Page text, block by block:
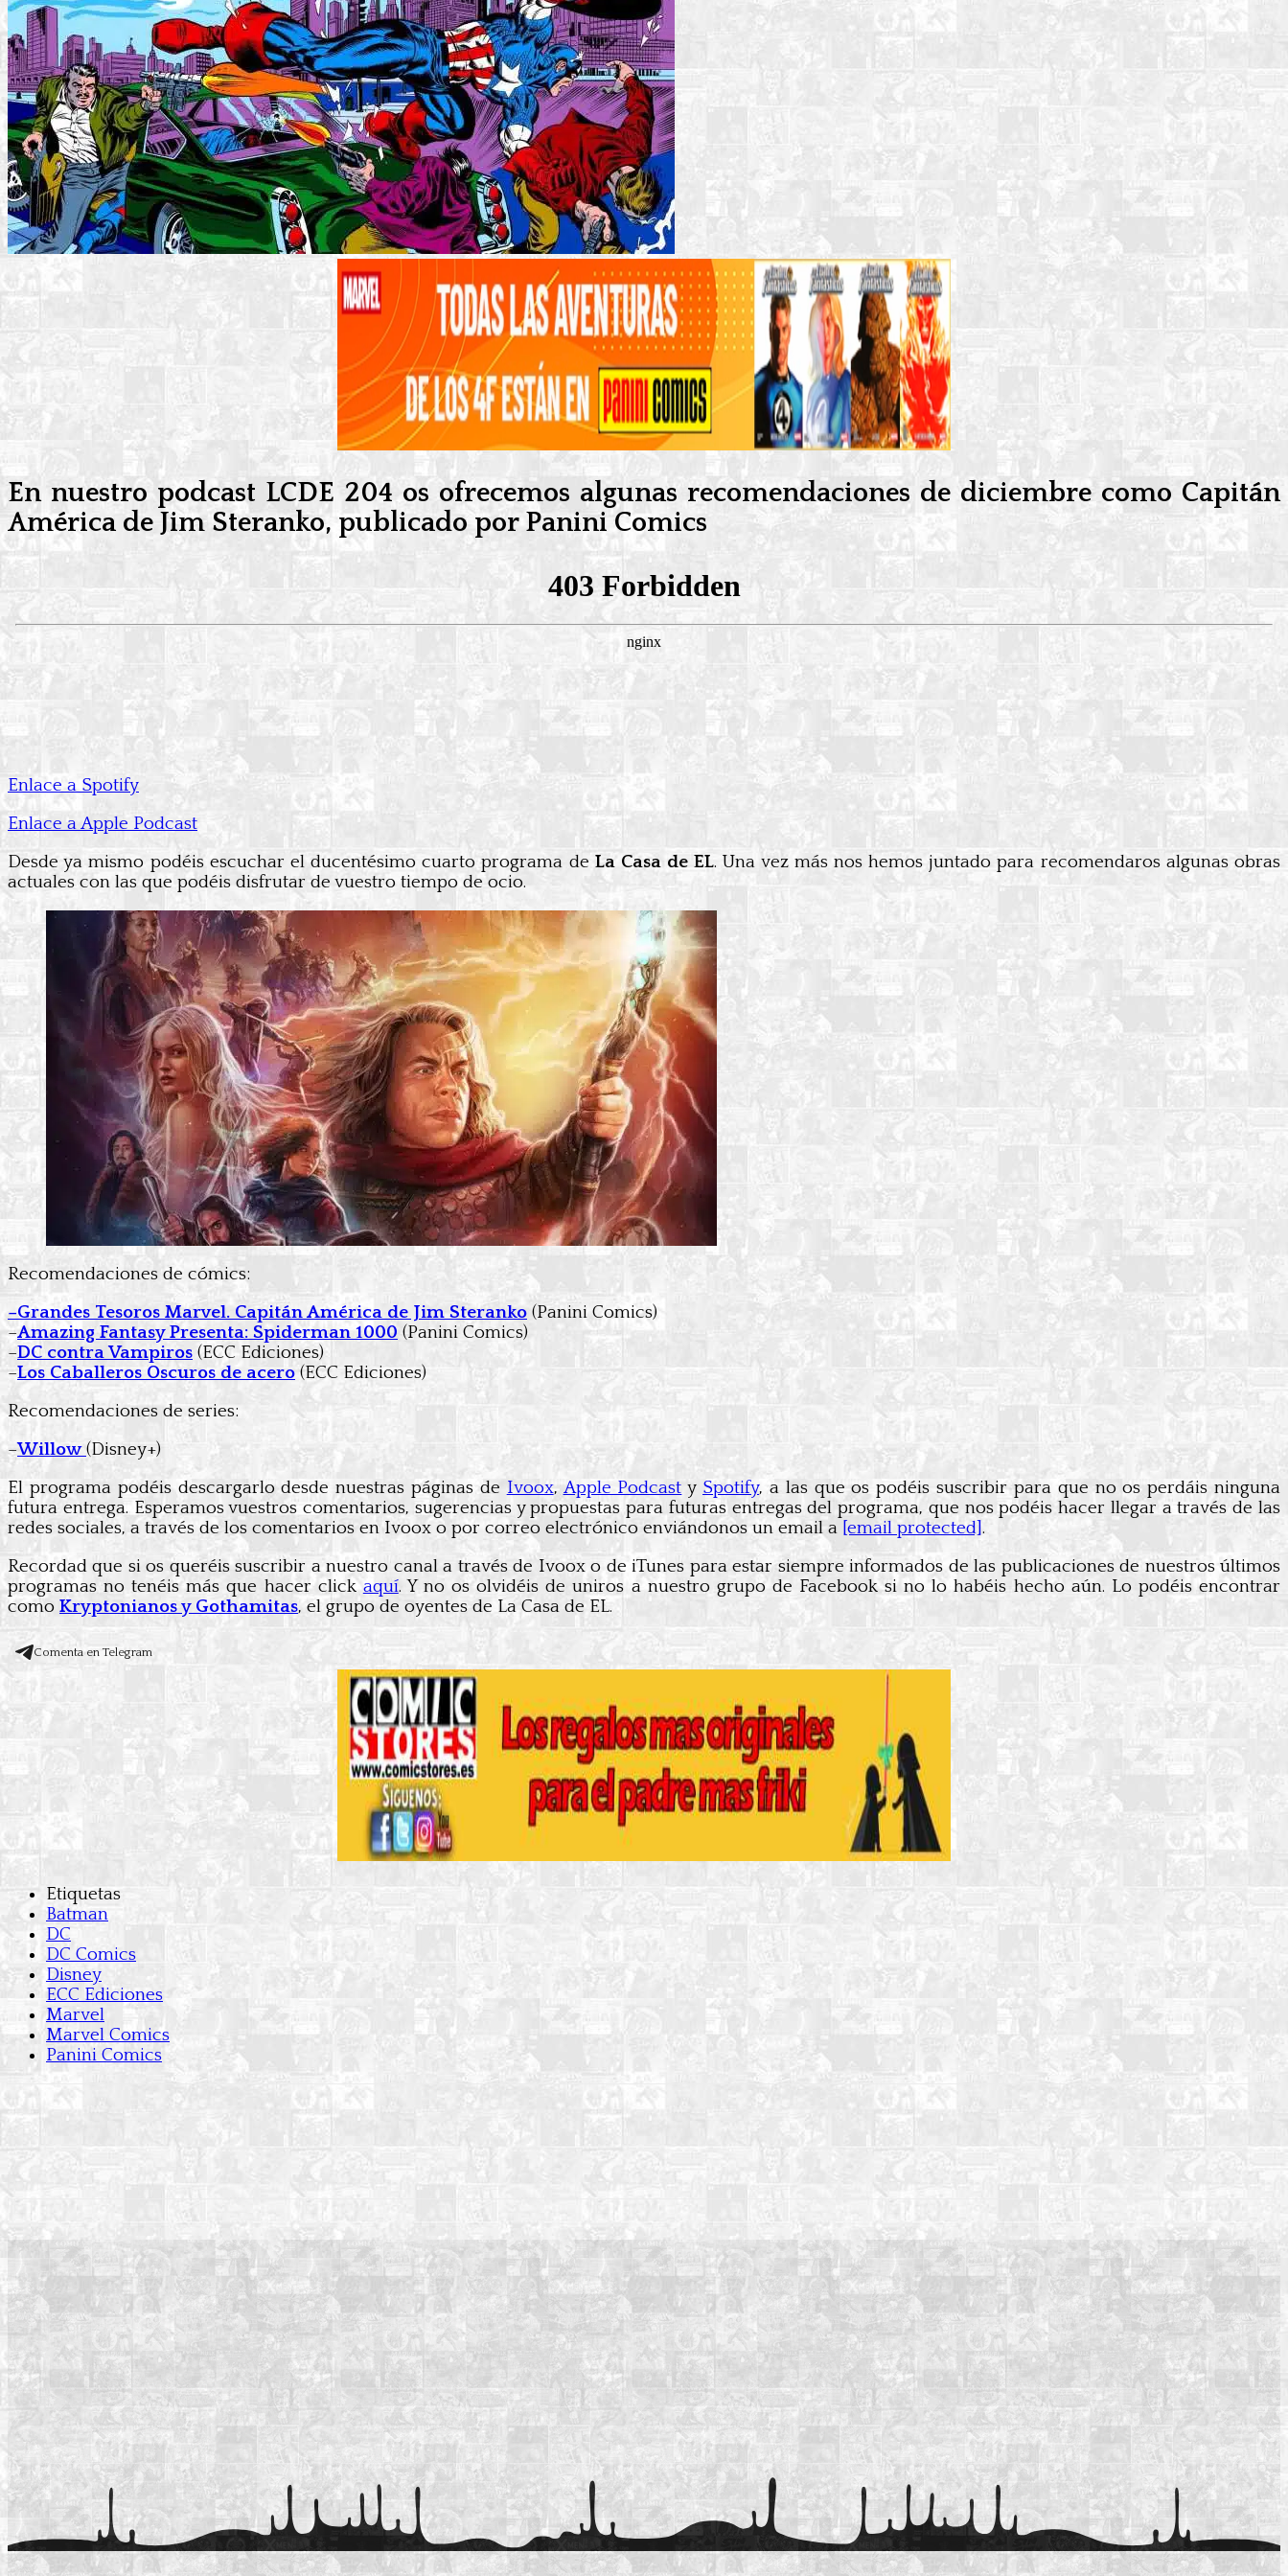
En nuestro podcast LCDE 204 os ofrecemos algunas recomendaciones de diciembre como Capitán
América de Jim Steranko, publicado por Panini Comics
Enlace a Spotify
Enlace a Apple Podcast
Desde ya mismo podéis escuchar el ducentésimo cuarto programa de La Casa de EL. Una vez más nos hemos juntado para recomendaros algunas obras
actuales con las que podéis disfrutar de vuestro tiempo de ocio.
Recomendaciones de cómics:
–Grandes Tesoros Marvel. Capitán América de Jim Steranko (Panini Comics)
–Amazing Fantasy Presenta: Spiderman 1000 (Panini Comics)
–DC contra Vampiros (ECC Ediciones)
–Los Caballeros Oscuros de acero(ECC Ediciones)
Recomendaciones de series:
–Willow (Disney+)
El programa podéis descargarlo desde nuestras páginas de Ivoox, Apple Podcast y Spotify, a las que os podéis suscribir para que no os perdáis ninguna
futura entrega. Esperamos vuestros comentarios, sugerencias y propuestas para futuras entregas del programa, que nos podéis hacer llegar a través de las
redes sociales, a través de los comentarios en Ivoox o por correo electrónico enviándonos un email a [email protected].
Recordad que si os queréis suscribir a nuestro canal a través de Ivoox o de iTunes para estar siempre informados de las publicaciones de nuestros últimos
programas no tenéis más que hacer click aquí. Y no os olvidéis de uniros a nuestro grupo de Facebook si no lo habéis hecho aún. Lo podéis encontrar
como Kryptonianos y Gothamitas, el grupo de oyentes de La Casa de EL.
Comenta en Telegram
Etiquetas
Batman
DC
DC Comics
Disney
ECC Ediciones
Marvel
Marvel Comics
Panini Comics